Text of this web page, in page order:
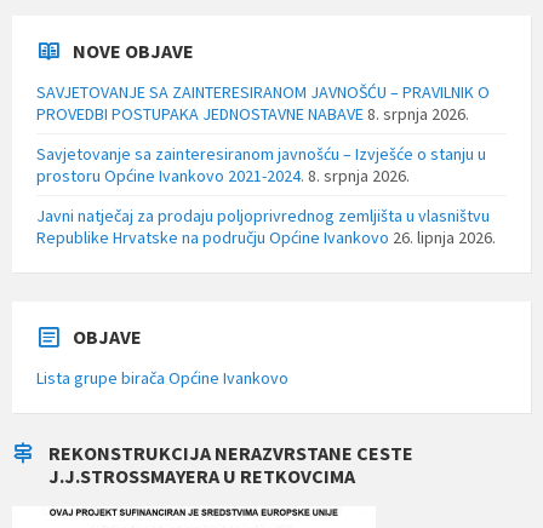
NOVE OBJAVE
SAVJETOVANJE SA ZAINTERESIRANOM JAVNOŠĆU – PRAVILNIK O
PROVEDBI POSTUPAKA JEDNOSTAVNE NABAVE8. srpnja 2026.
Savjetovanje sa zainteresiranom javnošću – Izvješće o stanju u
prostoru Općine Ivankovo 2021-2024. 8. srpnja 2026.
Javni natječaj za prodaju poljoprivrednog zemljišta u vlasništvu
Republike Hrvatske na području Općine Ivankovo 26. lipnja 2026.
OBJAVE
Lista grupe birača Općine Ivankovo
REKONSTRUKCIJA NERAZVRSTANE CESTE
J.J.STROSSMAYERA U RETKOVCIMA